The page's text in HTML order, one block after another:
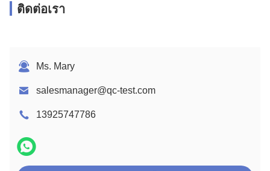
ติดต่อเรา
Ms. Mary
salesmanager@qc-test.com
13925747786